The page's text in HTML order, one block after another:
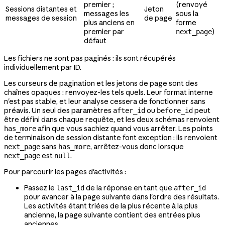
Sessions distantes et
messages de session
premier ;
messages les
plus anciens en
premier par
défaut
Jeton
de page
(renvoyé
sous la
forme
next_page)
Les fichiers ne sont pas paginés : ils sont récupérés
individuellement par ID.
Les curseurs de pagination et les jetons de page sont des
chaînes opaques : renvoyez-les tels quels. Leur format interne
n'est pas stable, et leur analyse cessera de fonctionner sans
préavis. Un seul des paramètres after_idou before_idpeut
être défini dans chaque requête, et les deux schémas renvoient
has_moreafin que vous sachiez quand vous arrêter. Les points
de terminaison de session distante font exception : ils renvoient
next_pagesans has_more, arrêtez-vous donc lorsque
next_pageest null.
Pour parcourir les pages d'activités :
Passez le last_idde la réponse en tant que after_id
pour avancer à la page suivante dans l'ordre des résultats.
Les activités étant triées de la plus récente à la plus
ancienne, la page suivante contient des entrées plus